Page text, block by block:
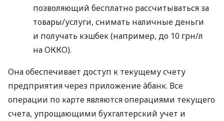
позволяющий бесплатно рассчитываться за
товары/услуги, снимать наличные деньги
и получать кэшбек (например, до 10 грн/л
на ОККО).
Она обеспечивает доступ к текущему счету
предприятия через приложение àбанк. Все
операции по карте являются операциями текущего
счета, упрощающими бухгалтерский учет и